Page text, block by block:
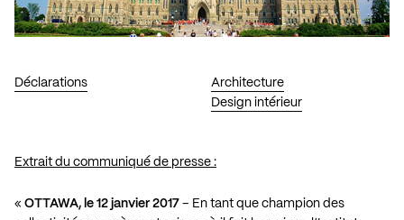
Déclarations
Architecture
Design intérieur
Extrait du communiqué de presse :
« OTTAWA, le 12 janvier 2017 – En tant que champion des